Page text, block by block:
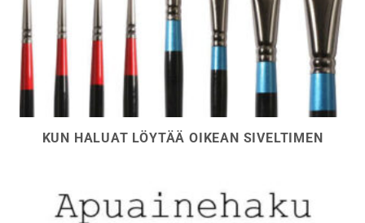
KUN HALUAT LÖYTÄÄ OIKEAN SIVELTIMEN